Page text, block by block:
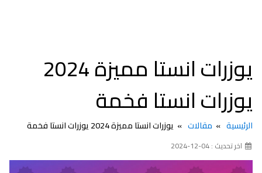
يوزرات انستا مميزة 2024
يوزرات انستا فخمة
الرئيسية مقالات يوزرات انستا مميزة 2024 يوزرات انستا فخمة
اخر تحديث : 04-12-2024